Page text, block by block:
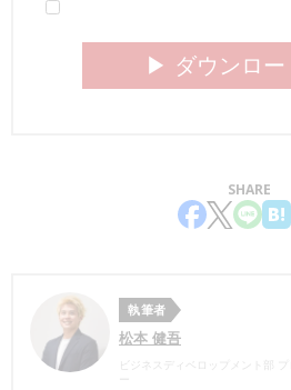
▶︎ ダウンロー
SHARE
執筆者
松本 健吾
ビジネスディベロップメント部